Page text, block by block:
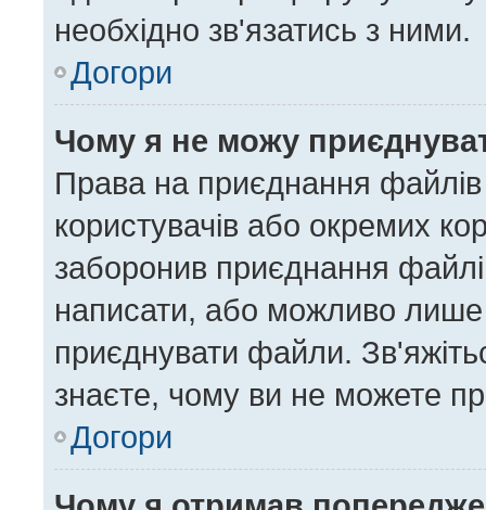
необхідно зв'язатись з ними.
Догори
Чому я не можу
Права на приєднання
користувачів або окремих
заборонив приєднання
написати, або можливо лише
приєднувати файли.
знаєте, чому ви не можете
Догори